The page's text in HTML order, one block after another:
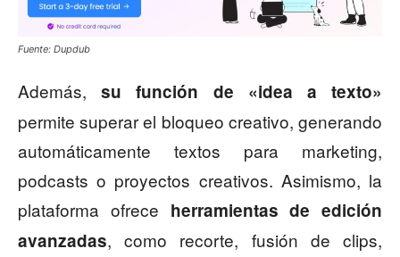
Fuente: Dupdub
Además,su función de «idea a texto»
permite superar el bloqueo creativo, generando
automáticamente textos para marketing,
podcasts o proyectos creativos. Asimismo, la
plataforma ofrece herramientas de edición
avanzadas, como recorte, fusión de clips,